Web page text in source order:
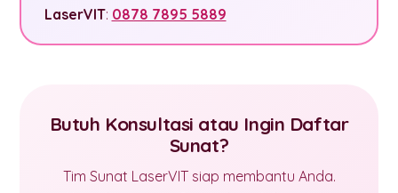
LaserVIT: 0878 7895 5889
Butuh Konsultasi atau Ingin Daftar
Sunat?
Tim Sunat LaserVIT siap membantu Anda.